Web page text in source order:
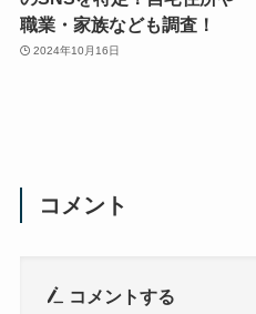
職業・家族なども調査！
2024年10月16日
コメント
コメントする